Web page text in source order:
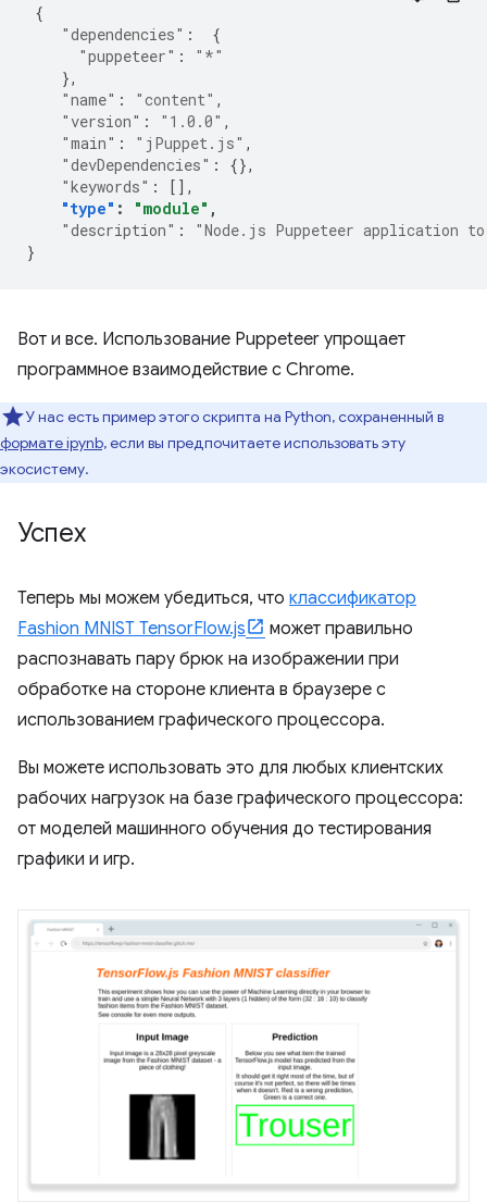
{
"dependencies" :
{
"puppeteer" :
"*"
},
"name" : "content" ,
"version" : "1.0.0" ,
"main" : "jPuppet.js" ,
"devDependencies" :
{},
"keywords" :
[],
"type" : "module" ,
"description" :
"Node.js Puppeteer application
}
Вот и все. Использование Puppeteer упрощает
программное взаимодействие с Chrome.
У нас есть пример этого скрипта на Python, сохраненный в
формате ipynb,если вы предпочитаете использовать эту
экосистему.
Успех
Теперь мы можем убедиться, что классификатор
Fashion MNIST TensorFlow.js
может правильно
распознавать пару брюк на изображении при
обработке на стороне клиента в браузере с
использованием графического процессора.
Вы можете использовать это для любых клиентских
рабочих нагрузок на базе графического процессора:
от моделей машинного обучения до тестирования
графики и игр.